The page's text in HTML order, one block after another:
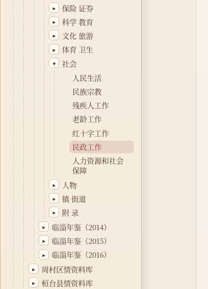
▸ 保险 证券
▸ 科学 教育
▸ 文化 旅游
▸ 体育 卫生
▾
社会
人民生活
民族宗教
残疾人工作
老龄工作
红十字工作
民政工作
人力资源和社会
保障
▸ 人物
▸ 镇 街道
▸ 附 录
▸ 临淄年鉴（2014）
▸ 临淄年鉴（2015）
▸ 临淄年鉴（2016）
▸ 周村区情资料库
▸ 桓台县情资料库